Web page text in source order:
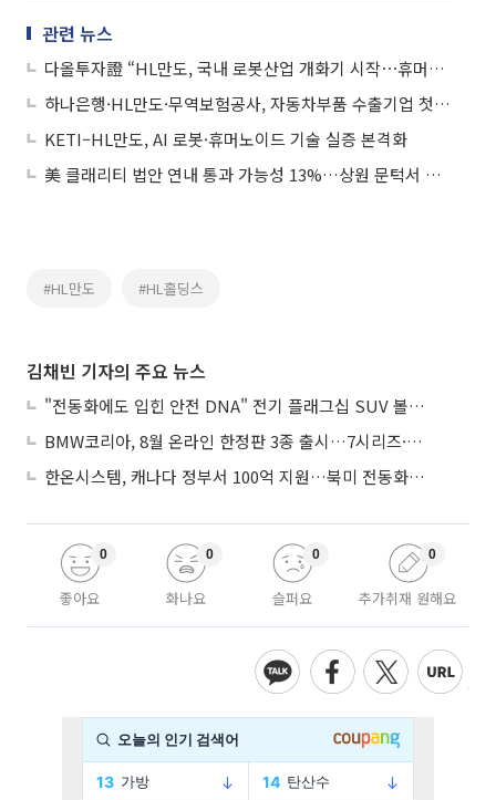
관련 뉴스
다올투자證 “HL만도, 국내 로봇산업 개화기 시작⋯휴머노이드 로봇 참여 가능성 커져”
하나은행·HL만도·무역보험공사, 자동차부품 수출기업 첫 보증 지원
KETI–HL만도, AI 로봇·휴머노이드 기술 실증 본격화
美 클래리티 법안 연내 통과 가능성 13%…상원 문턱서 제동
#HL만도 #HL홀딩스
김채빈 기자의 주요 뉴스
"전동화에도 입힌 안전 DNA" 전기 플래그십 SUV 볼보 'EX90'
BMW코리아, 8월 온라인 한정판 3종 출시…7시리즈·X7·M340i 투어링
한온시스템, 캐나다 정부서 100억 지원…북미 전동화 시장 가속
좋아요
0
화나요
0
슬퍼요
0
추가취재 원해요
0